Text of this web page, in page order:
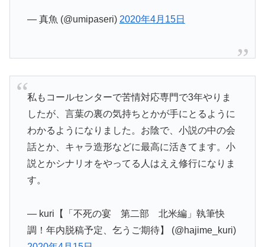
— 真魚 (@umipaseri) 2020年4月15日
私もコールセンターで苦情対応専門で3年やりま
したが、言葉の裏の気持ちとかが手にとるように
わかるようになりました。お陰で、小説の中の会
話とか、キャラ造形などに最高に活きてます。小
説とかシナリオをやってる人はええ修行になりま
す。
— kuri【「不死の宴 第二部 北米編」執筆快
調！年内脱稿予定、乞うご期待】 (@hajime_kuri)